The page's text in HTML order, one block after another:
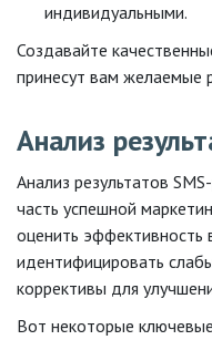
индивидуальными.
Создавайте
принесут вам желаемые
Анализ
Анализ результатов
часть успешной
оценить эффективность
идентифицировать
коррективы для
Вот некоторые